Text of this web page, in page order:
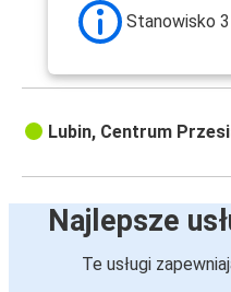
Świnoujście
Warszawa
Świebodzin
Stanowisko 3
Lubin, Centrum
Najlepsze
Te usługi